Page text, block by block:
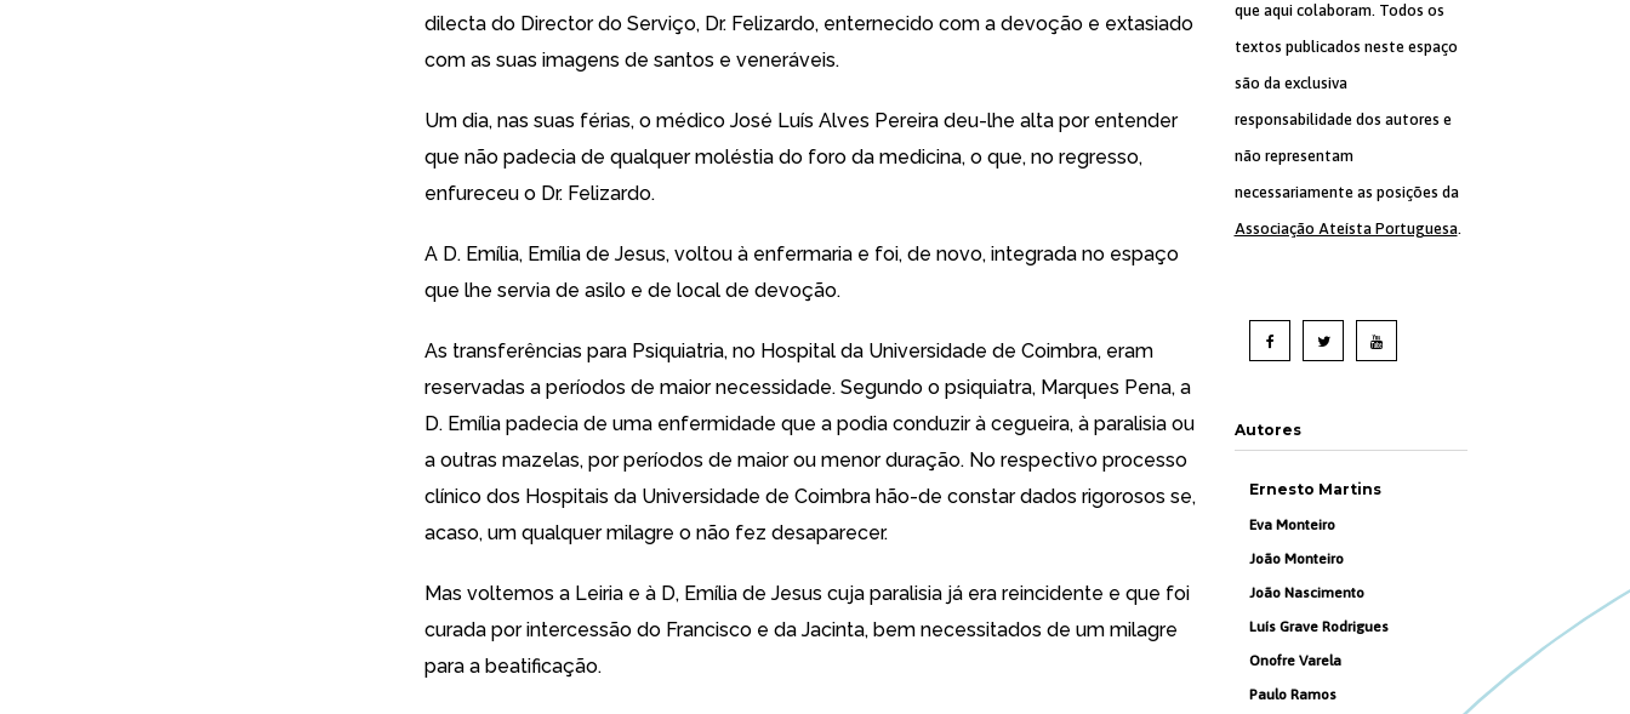
dilecta do Director do Serviço, Dr. Felizardo, enternecido com a devoção e extasiado
com as suas imagens de santos e veneráveis.
Um dia, nas suas férias, o médico José Luís Alves Pereira deu-lhe alta por entender
que não padecia de qualquer moléstia do foro da medicina, o que, no regresso,
enfureceu o Dr. Felizardo.
A D. Emília, Emília de Jesus, voltou à enfermaria e foi, de novo, integrada no espaço
que lhe servia de asilo e de local de devoção.
As transferências para Psiquiatria, no Hospital da Universidade de Coimbra, eram
reservadas a períodos de maior necessidade. Segundo o psiquiatra, Marques Pena, a
D. Emília padecia de uma enfermidade que a podia conduzir à cegueira, à paralisia ou
a outras mazelas, por períodos de maior ou menor duração. No respectivo processo
clínico dos Hospitais da Universidade de Coimbra hão-de constar dados rigorosos se,
acaso, um qualquer milagre o não fez desaparecer.
Mas voltemos a Leiria e à D, Emília de Jesus cuja paralisia já era reincidente e que foi
curada por intercessão do Francisco e da Jacinta, bem necessitados de um milagre
para a beatificação.
que aqui colaboram. Todos os
textos publicados neste espaço
são da exclusiva
responsabilidade dos autores e
não representam
necessariamente as posições da
Associação Ateísta Portuguesa.
Autores
Ernesto Martins
Eva Monteiro
João Monteiro
João Nascimento
Luís Grave Rodrigues
Onofre Varela
Paulo Ramos